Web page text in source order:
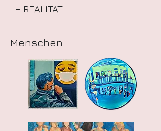
– REALITÄT
Menschen